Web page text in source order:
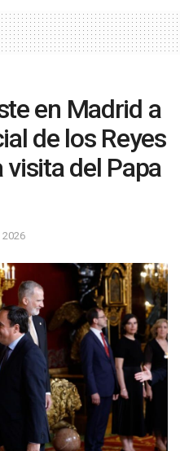
en Madrid a
de los Reyes
del Papa
2026